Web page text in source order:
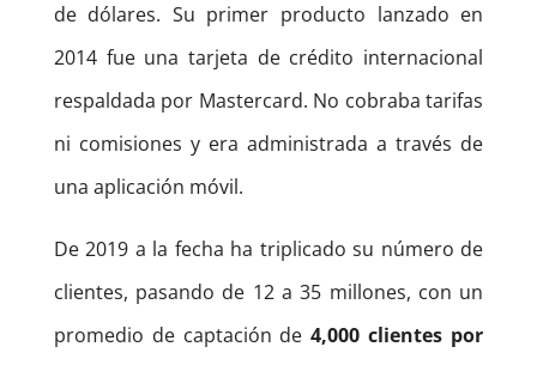
de dólares. Su primer producto lanzado en
2014 fue una tarjeta de crédito internacional
respaldada por Mastercard. No cobraba tarifas
ni comisiones y era administrada a través de
una aplicación móvil.
De 2019 a la fecha ha triplicado su número de
clientes, pasando de 12 a 35 millones, con un
promedio de captación de4,000 clientes por